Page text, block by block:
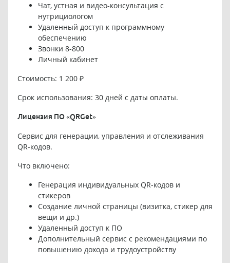
Чат, устная и видео-консультация с
нутрициологом
Удаленный доступ к программному
обеспечению
Звонки 8-800
Личный кабинет
Стоимость: 1 200 ₽
Срок использования: 30 дней с даты оплаты.
Лицензия ПО «QRGet»
Сервис для генерации, управления и отслеживания
QR-кодов.
Что включено:
Генерация индивидуальных QR-кодов и
стикеров
Создание личной страницы (визитка, стикер для
вещи и др.)
Удаленный доступ к ПО
Дополнительный сервис с рекомендациями по
повышению дохода и трудоустройству